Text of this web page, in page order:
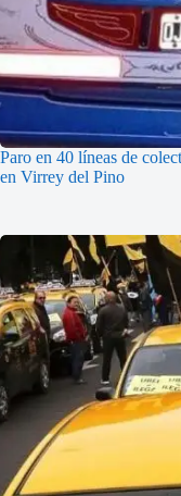
Paro en 40 líneas de
en Virrey del Pino